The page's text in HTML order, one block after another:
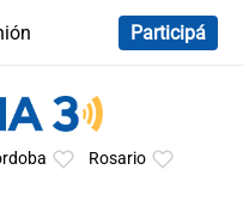
Participá
Rosario